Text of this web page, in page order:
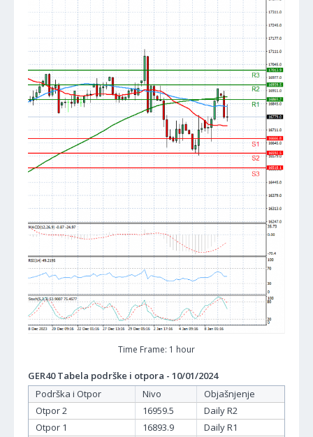
Time Frame: 1 hour
GER40 Tabela podrške i otpora - 10/01/2024
Podrška i Otpor
Nivo
Objašnjenje
Otpor 2
16959.5
Daily R2
Otpor 1
16893.9
Daily R1